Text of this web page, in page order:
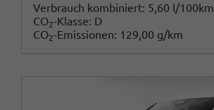
Verbrauch kombiniert: 5,60 l/100km
CO2-Klasse: D
CO2-Emissionen: 129,00 g/km